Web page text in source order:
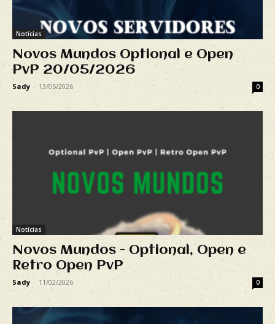
Notícias
Novos Mundos Optional e Open
PvP 20/05/2026
Sady - 13/05/2026 0
Notícias
Novos Mundos - Optional, Open e
Retro Open PvP
Sady - 11/02/2026 0